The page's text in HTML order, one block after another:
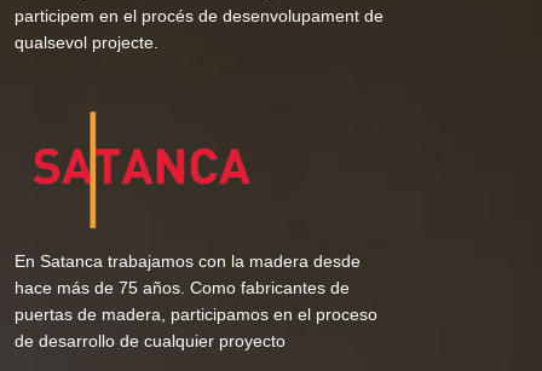
participem en el procés de desenvolupament de
qualsevol projecte.
En Satanca trabajamos con la madera desde
hace más de 75 años. Como fabricantes de
puertas de madera, participamos en el proceso
de desarrollo de cualquier proyecto